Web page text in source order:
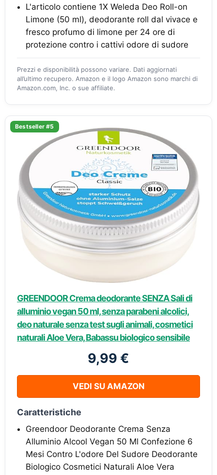
L'articolo contiene 1X Weleda Deo Roll-on
Limone (50 ml), deodorante roll dal vivace e
fresco profumo di limone per 24 ore di
protezione contro i cattivi odore di sudore
Prezzi e disponibilità possono variare. Dati aggiornati
all’ultimo recupero. Amazon e il logo Amazon sono marchi di
Amazon.com, Inc. o sue affiliate.
Bestseller #5
GREENDOOR Crema deodorante SENZA Sali di
alluminio vegan 50 ml, senza parabeni alcolici,
deo naturale senza test sugli animali, cosmetici
naturali Aloe Vera, Babassu biologico sensibile
9,99 €
VEDI SU AMAZON
Caratteristiche
Greendoor Deodorante Crema Senza
Alluminio Alcool Vegan 50 Ml Confezione 6
Mesi Contro L'odore Del Sudore Deodorante
Biologico Cosmetici Naturali Aloe Vera